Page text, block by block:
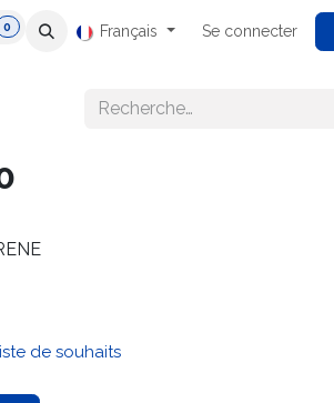
Ressources
0 Français Se connecter
de souhaits